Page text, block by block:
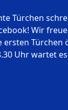
Türchen
Wir
ersten Türchen
Uhr wartet